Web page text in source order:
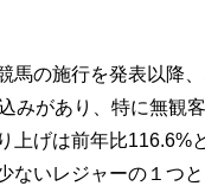
の施行を発表以降
みがあり、特に無観
上げは前年比116.6%
ないレジャーの１つ